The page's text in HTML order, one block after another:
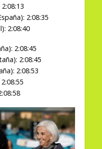
2:08:35
2:08:40
2:08:45
2:08:45
2:08:53